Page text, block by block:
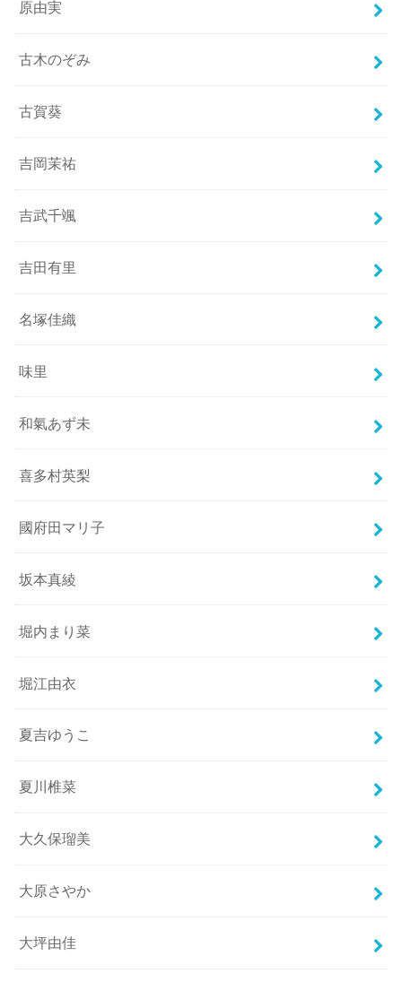
原由実
古木のぞみ
古賀葵
吉岡茉祐
吉武千颯
吉田有里
名塚佳織
味里
和氣あず未
喜多村英梨
國府田マリ子
坂本真綾
堀内まり菜
堀江由衣
夏吉ゆうこ
夏川椎菜
大久保瑠美
大原さやか
大坪由佳